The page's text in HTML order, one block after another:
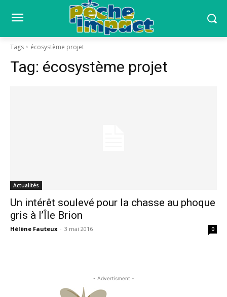
Tags écosystème projet
Tag: écosystème projet
Actualités
Un intérêt soulevé pour la chasse au phoque
gris à l’Île Brion
Hélène Fauteux - 3 mai 2016 0
- Advertisment -